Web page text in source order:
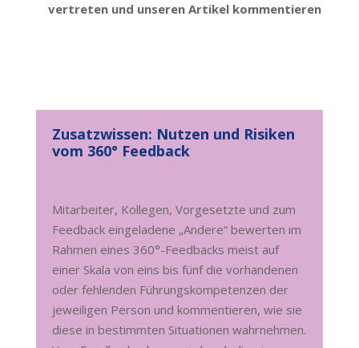
vertreten und unseren Artikel kommentieren
Zusatzwissen: Nutzen und Risiken
vom 360° Feedback
Mitarbeiter, Kollegen, Vorgesetzte und zum
Feedback eingeladene „Andere“ bewerten im
Rahmen eines 360°-Feedbacks meist auf
einer Skala von eins bis fünf die vorhandenen
oder fehlenden Führungskompetenzen der
jeweiligen Person und kommentieren, wie sie
diese in bestimmten Situationen wahrnehmen.